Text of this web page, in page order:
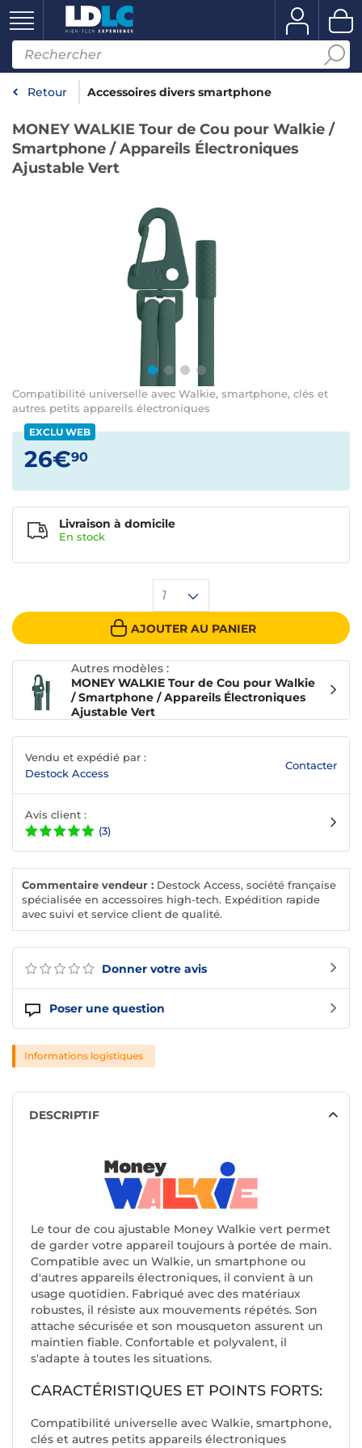
Retour Accessoires divers smartphone
MONEY WALKIE Tour de Cou pour Walkie /
Smartphone / Appareils Électroniques
Ajustable Vert
Compatibilité universelle avec Walkie, smartphone, clés et
autres petits appareils électroniques
Donner votre avis
Poser une question
EXCLU WEB
26€90
1
AJOUTER AU PANIER
Livraison à domicile
En stock
Autres modèles :
MONEY WALKIE Tour de Cou pour Walkie
/ Smartphone / Appareils Électroniques
Ajustable Vert
Vendu et expédié par :
Destock Access
Contacter
Avis client :
(3)
Commentaire vendeur : Destock Access, société française
spécialisée en accessoires high-tech. Expédition rapide
avec suivi et service client de qualité.
Informations logistiques
DESCRIPTIF
Le tour de cou ajustable Money Walkie vert permet
de garder votre appareil toujours à portée de main.
Compatible avec un Walkie, un smartphone ou
d'autres appareils électroniques, il convient à un
usage quotidien. Fabriqué avec des matériaux
robustes, il résiste aux mouvements répétés. Son
attache sécurisée et son mousqueton assurent un
maintien fiable. Confortable et polyvalent, il
s'adapte à toutes les situations.
CARACTÉRISTIQUES ET POINTS FORTS:
Compatibilité universelle avec Walkie, smartphone,
clés et autres petits appareils électroniques